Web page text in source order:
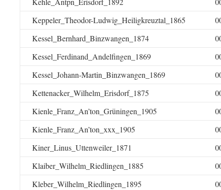
Keppeler_Theodor-Ludwig_Heiligkreuztal_1865
Kessel_Bernhard_Binzwangen_1874
Kessel_Ferdinand_Andelfingen_1869
Kessel_Johann-Martin_Binzwangen_1869
Kettenacker_Wilhelm_Erisdorf_1875
Kienle_Franz_An’ton_Grüningen_1905
Kienle_Franz_An’ton_xxx_1905
Kiner_Linus_Uttenweiler_1871
Klaiber_Wilhelm_Riedlingen_1885
Kleber_Wilhelm_Riedlingen_1895